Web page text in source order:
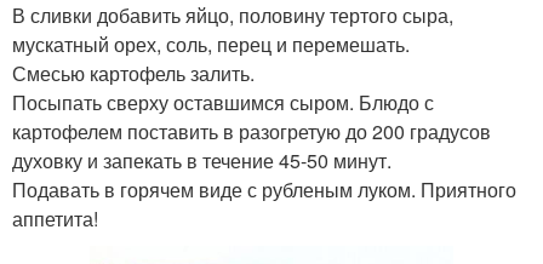
В сливки добавить яйцо, половину тертого сыра,
мускатный орех, соль, перец и перемешать.
Смесью картофель залить.
Посыпать сверху оставшимся сыром. Блюдо с
картофелем поставить в разогретую до 200 градусов
духовку и запекать в течение 45-50 минут.
Подавать в горячем виде с рубленым луком. Приятного
аппетита!